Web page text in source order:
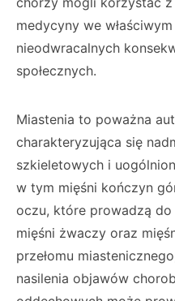
medycyny we
nieodwracalnych
społecznych.
Miastenia to poważna
charakteryzująca się
szkieletowych i
w tym mięśni kończyn
oczu, które prowadzą do
mięśni żwaczy oraz
przełomu
nasilenia objawów